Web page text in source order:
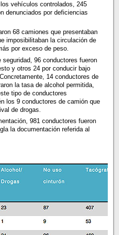
vehículos controlados, 245
denunciados por deficiencias
68 camiones que presentaban
imposibilitaban la circulación de
por exceso de peso.
96 conductores fueron
y otros 24 por conducir bajo
14 conductores de
la tasa de alcohol permitida,
tipo de conductores
los 9 conductores de camión que
de drogas.
981 conductores fueron
la documentación referida al